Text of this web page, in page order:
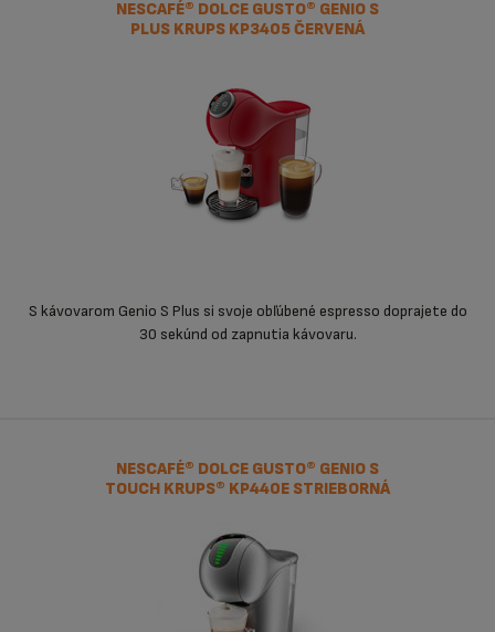
NESCAFÉ® DOLCE GUSTO® GENIO S
PLUS KRUPS KP3405 ČERVENÁ
S kávovarom Genio S Plus si svoje obľúbené espresso doprajete do
30 sekúnd od zapnutia kávovaru.
NESCAFÉ® DOLCE GUSTO® GENIO S
TOUCH KRUPS® KP440E STRIEBORNÁ